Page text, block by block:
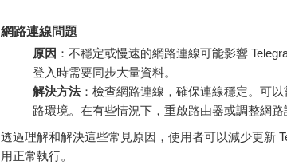
網路連線問題
原因 ：不穩定或慢速的網路連線可能影響
登入時需要同步大量資料。
解決方法：檢查網路連線，確保連線穩定。可
路環境。在有些情況下，重啟路由器或調整網路
透過理解和解決這些常見原因，使用者可以減少更新
用正常執行。